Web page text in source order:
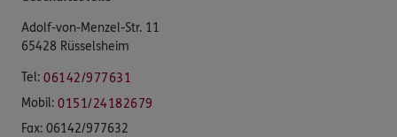
Adolf-von-Menzel-Str. 11
65428 Rüsselsheim
Tel: 06142/977631
Mobil: 0151/24182679
Fax: 06142/977632